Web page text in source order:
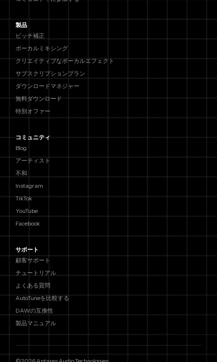
製品
ピッチ補正
ボーカルミキシング
クリエイティブなボーカルエフェクト
サブスクリプションプラン
ダウンロードマネジャー
無料ダウンロード
特別オファー
コミュニティ
Blog
アーティスト
不和
Instagram
TikTok
YouTube
Facebook
サポート
顧客サポート
チュートリアル
よくある質問
AutoTuneを比較する
DAWの互換性
製品マニュアル